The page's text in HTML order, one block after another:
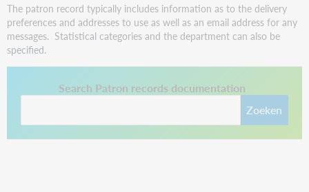
The patron record typically includes information as to the delivery
preferences and addresses to use as well as an email address for any
messages. Statistical categories and the department can also be
specified.
Search Patron records documentation
Zoeken
This link opens in a new tab.